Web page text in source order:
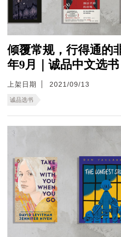
倾覆常规，行得通的
年9月｜诚品中文选书
上架日期 2021/09/13
诚品选书